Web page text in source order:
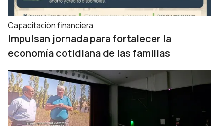
Capacitación financiera
Impulsan jornada para fortalecer la
economía cotidiana de las familias